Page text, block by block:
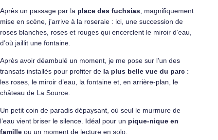
Après un passage par la place des fuchsias , magnifiquement
mise en scène, j’arrive à la roseraie : ici, une succession de
roses blanches, roses et rouges qui encerclent le miroir d’eau,
d’où jaillit une fontaine.
Après avoir déambulé un moment, je me pose sur l’un des
transats installés pour profiter de la plus belle vue du parc :
les roses, le miroir d’eau, la fontaine et, en arrière-plan, le
château de La Source.
Un petit coin de paradis dépaysant, où seul le murmure de
l’eau vient briser le silence. Idéal pour un pique-nique en
famille ou un moment de lecture en solo.